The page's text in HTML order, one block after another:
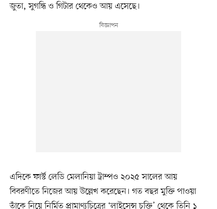
জুতা, সুগন্ধি ও গিটার থেকেও আয় এসেছে।
এদিকে ফার্স্ট লেডি মেলানিয়া ট্রাম্পও ২০২৫ সালের আয়
বিবরণীতে নিজের আয় উল্লেখ করেছেন। গত বছর মুক্তি পাওয়া
তাঁকে নিয়ে নির্মিত প্রামাণ্যচিত্রের ‘লাইসেন্স চুক্তি’ থেকে তিনি ১